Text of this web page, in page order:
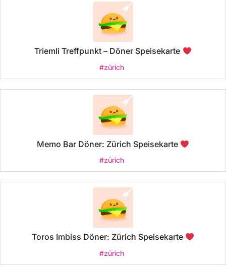
Triemli Treffpunkt – Döner Speisekarte
#zürich
Memo Bar Döner: Zürich Speisekarte
#zürich
Toros Imbiss Döner: Zürich Speisekarte
#zürich